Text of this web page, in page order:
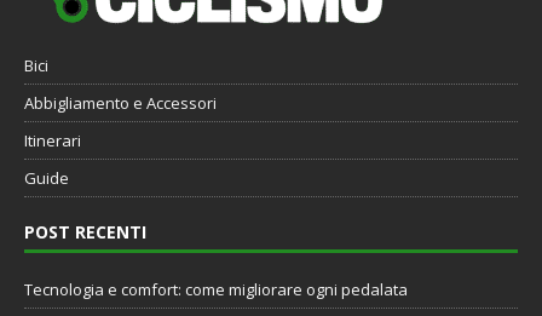
Bici
Abbigliamento e Accessori
Itinerari
Guide
POST RECENTI
Tecnologia e comfort: come migliorare ogni pedalata